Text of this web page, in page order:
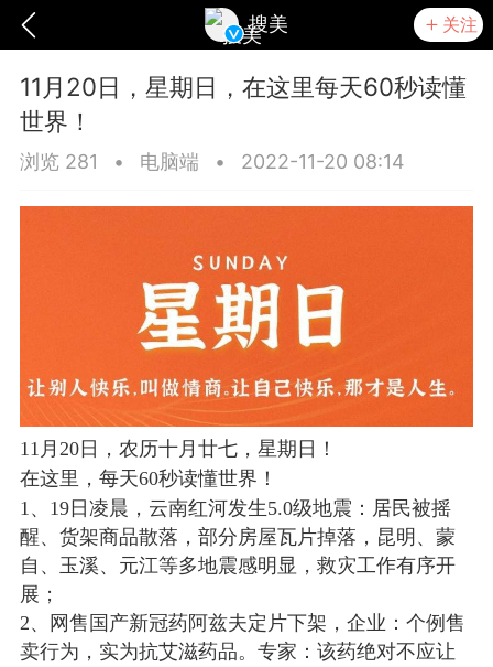
搜美 关注
卡卡动能素 无创溶斑术
美业357 芯诗妍 卡卡美业
师 小熊水光
爆汗熊
脂
卡卡动能素
皇斯普拉雅
11月20日，星期日，在这里每天60秒读懂
世界！
浏览 281 • 电脑端 • 2022-11-20 08:14
11月20日，农历十月廿七，星期日！
在这里，每天60秒读懂世界！
1、19日凌晨，云南红河发生5.0级地震：居民被摇
醒、货架商品散落，部分房屋瓦片掉落，昆明、蒙
自、玉溪、元江等多地震感明显，救灾工作有序开
展；
2、网售国产新冠药阿兹夫定片下架，企业：个例售
卖行为，实为抗艾滋药品。专家：该药绝对不应让